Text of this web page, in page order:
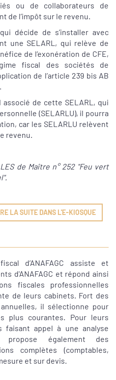
ou de collaborateurs de
de l’impôt sur le revenu.
décide de s’installer avec
une SELARL, qui relève de
de l’exonération de CFE,
fiscal des sociétés de
de l’article 239 bis AB
associé de cette SELARL, qui
(SELARLU), il pourra
car les SELARLU relèvent
revenu.
de Maître n° 252 "Feu vert
LA SUITE DANS L'E-KIOSQUE
d’ANAFAGC assiste et
d'ANAFAGC et répond ainsi
fiscales professionnelles
de leurs cabinets. Fort des
il sélectionne pour
plus courantes. Pour leurs
faisant appel à une analyse
propose également des
complètes (comptables,
et sur devis.